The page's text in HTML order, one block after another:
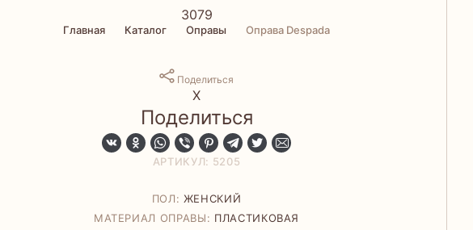
3079
Главная Каталог Оправы Оправа Despada
Поделиться
Х
Поделиться
АРТИКУЛ: 5205
ПОЛ: ЖЕНСКИЙ
МАТЕРИАЛ ОПРАВЫ: ПЛАСТИКОВАЯ